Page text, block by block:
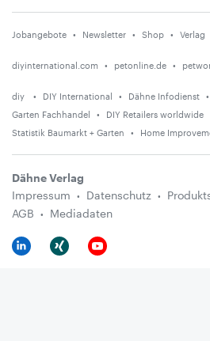
Jobangebote Newsletter Shop Verlag
diyinternational.com petonline.de
diy DIY International Dähne Infodienst
Garten Fachhandel
DIY Retailers worldwide
Statistik Baumarkt + Garten
Home
Dähne Verlag
Impressum
Datenschutz
AGB
Mediadaten